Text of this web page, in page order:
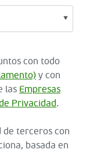
con todo
y con
las Empresas
Privacidad.
terceros con
basada en